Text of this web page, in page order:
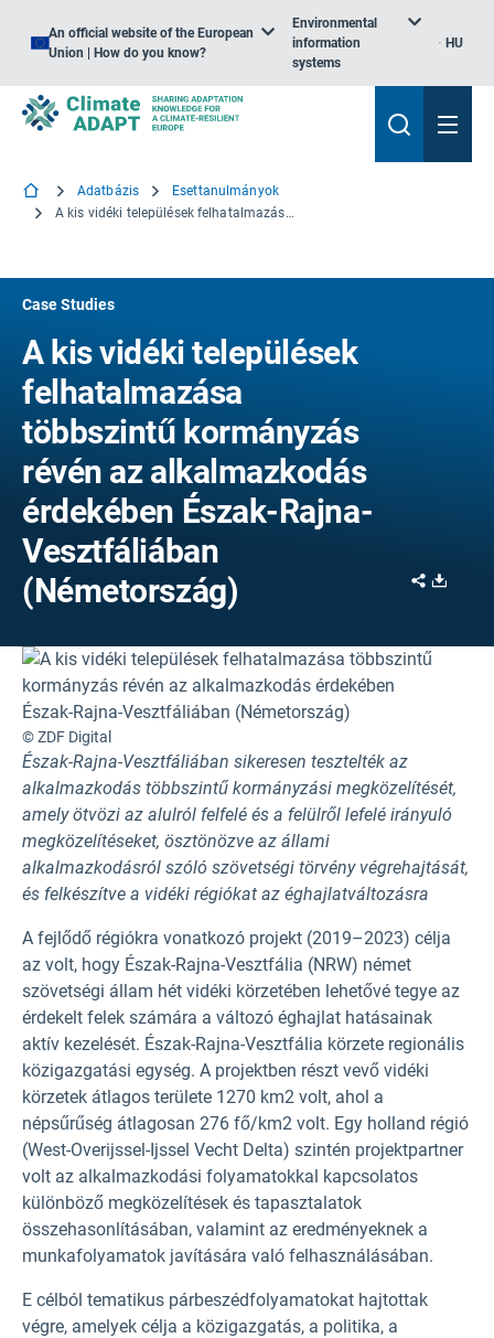
An official website of the European
Union | How do you know?
Environmental
information
systems
HU
Adatbázis
Esettanulmányok
A kis vidéki települések felhatalmazása többszintű kormányzás révén az alkalmazkodás érdekében Észak-Rajna-Vesztfáliában (Németország)
Case Studies
A kis vidéki települések
felhatalmazása
többszintű kormányzás
révén az alkalmazkodás
érdekében Észak-Rajna-
Vesztfáliában
(Németország)
Share
© ZDF Digital
Észak-Rajna-Vesztfáliában sikeresen tesztelték az
alkalmazkodás többszintű kormányzási megközelítését,
amely ötvözi az alulról felfelé és a felülről lefelé irányuló
megközelítéseket, ösztönözve az állami
alkalmazkodásról szóló szövetségi törvény végrehajtását,
és felkészítve a vidéki régiókat az éghajlatváltozásra
A fejlődő régiókra vonatkozó projekt (2019–2023) célja
az volt, hogy Észak-Rajna-Vesztfália (NRW) német
szövetségi állam hét vidéki körzetében lehetővé tegye az
érdekelt felek számára a változó éghajlat hatásainak
aktív kezelését. Észak-Rajna-Vesztfália körzete regionális
közigazgatási egység. A projektben részt vevő vidéki
körzetek átlagos területe 1270 km2 volt, ahol a
népsűrűség átlagosan 276 fő/km2 volt. Egy holland régió
(West-Overijssel-Ijssel Vecht Delta) szintén projektpartner
volt az alkalmazkodási folyamatokkal kapcsolatos
különböző megközelítések és tapasztalatok
összehasonlításában, valamint az eredményeknek a
munkafolyamatok javítására való felhasználásában.
E célból tematikus párbeszédfolyamatokat hajtottak
végre, amelyek célja a közigazgatás, a politika, a